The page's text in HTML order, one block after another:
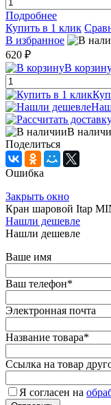
Подробнее
Купить в 1 клик
В избранное
620 ₽
В
В
Поделиться
Ошибка
Закрыть окно
Кран шаровой Itap
Нашли дешевле
Нашли дешевле
Ваше имя
Ваш телефон*
Электронная почта
Название товара*
Ссылка на товар
Я согласен на